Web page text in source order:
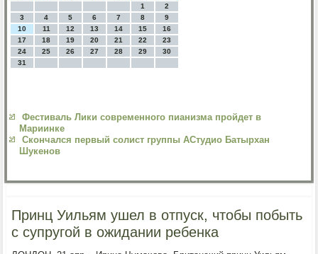
1
2
3
4 5 6 7 8
9
10
11 12 13 14 15
16
17
18 19 20 21 22
23
24
25 26 27 28 29
30
31
Фестиваль Лики современного пианизма пройдет в
Мариинке
Скончался первый солист группы АСтудио Батырхан
Шукенов
Принц Уильям ушел в отпуск, чтобы побыть
с супругой в ожидании ребенка